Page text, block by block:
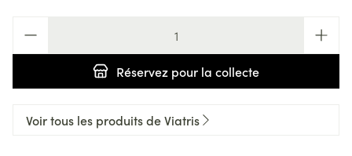
Réservez pour la collecte
Voir tous les produits de Viatris